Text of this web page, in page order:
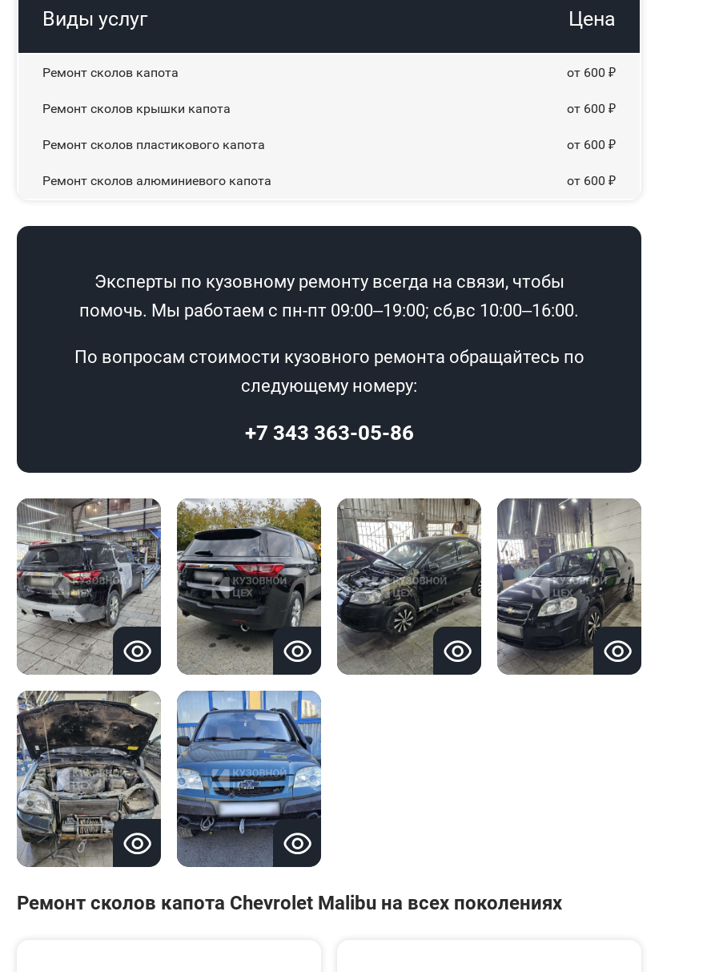
Виды услуг Цена
Ремонт сколов капота от 600 ₽
Ремонт сколов крышки капота от 600 ₽
Ремонт сколов пластикового капота от 600 ₽
Ремонт сколов алюминиевого капота от 600 ₽
Эксперты по кузовному ремонту всегда на связи, чтобы
помочь. Мы работаем с пн-пт 09:00–19:00; сб,вс 10:00–16:00.
По вопросам стоимости кузовного ремонта обращайтесь по
следующему номеру:
+7 343 363-05-86
Ремонт сколов капота Chevrolet Malibu на всех поколениях